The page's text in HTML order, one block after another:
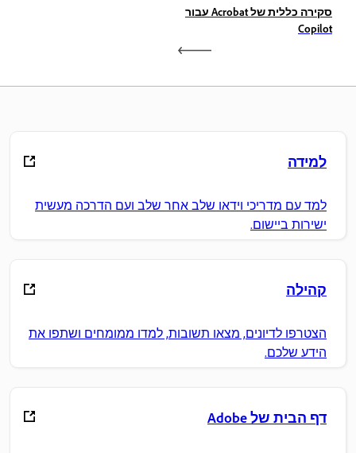
סקירה כללית של Acrobat עבור
Copilot
למידה
למד עם מדריכי וידאו שלב אחר שלב ועם הדרכה מעשית
ישירות ביישום.
קהילה
הצטרפו לדיונים, מצאו תשובות, למדו ממומחים ושתפו את
הידע שלכם.
דף הבית של Adobe